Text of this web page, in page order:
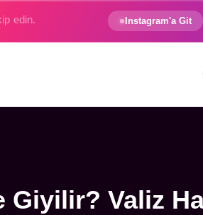
Instagram'a Git
Giyilir? Valiz